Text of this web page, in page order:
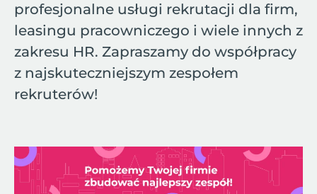
profesjonalne usługi rekrutacji dla firm,
leasingu pracowniczego i wiele innych z
zakresu HR. Zapraszamy do współpracy
z najskuteczniejszym zespołem
rekruterów!